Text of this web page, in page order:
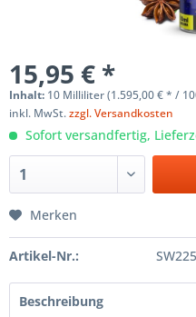
15,95 € *
Inhalt: 10 Milliliter (1.595,00 € * /
inkl. MwSt.zzgl. Versandkosten
Sofort versandfertig,
Merken
Artikel-Nr.:
Beschreibung